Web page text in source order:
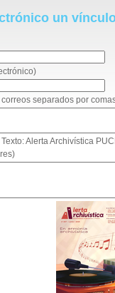
un
separados por
Alerta Archivística